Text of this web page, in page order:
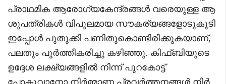
പ്രാഥമിക ആരോഗ്യകേന്ദ്രങ്ങൾ വരെയുള്ള ആ
ശുപത്രികൾ വിപുലമായ സൗകര്യങ്ങളോടുകൂടി
ഇപ്പോൾ പുതുക്കി പണിതുകൊണ്ടിരിക്കുകയാണ്,
പലതും പൂർത്തീകരിച്ചു കഴിഞ്ഞു. കിഫ്ബിയുടെ
ഉദ്ദേശ ലക്ഷ്യങ്ങളിൽ നിന്ന് പുറകോട്ട്
പോകുവാനോ നിർമ്മാണ പ്രവർത്തനങ്ങൾ നിർ